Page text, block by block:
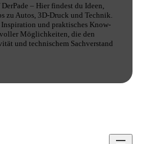
– Hier findest du Ideen,
zu Autos, 3D-Druck und Technik.
und praktisches Know-
Möglichkeiten, die den
und technischem Sachverstand